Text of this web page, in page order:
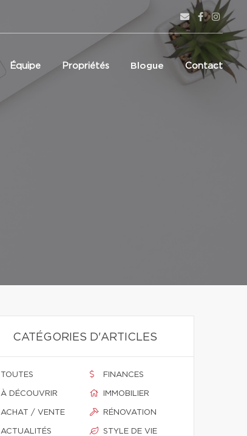
Équipe Propriétés Blogue Contact
CATÉGORIES D'ARTICLES
TOUTES
À DÉCOUVRIR
ACHAT / VENTE
ACTUALITÉS
FINANCES
IMMOBILIER
RÉNOVATION
STYLE DE VIE